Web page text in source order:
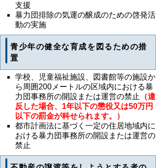
支援
暴力団排除の気運の醸成のための啓発活
動の実施
青少年の健全な育成を図るための措
置
学校、児童福祉施設、図書館等の施設か
ら周囲200メートルの区域内における暴
力団事務所の開設または運営の禁止
（違
反した場合、1年以下の懲役又は50万円
以下の罰金が科せられます。）
都市計画法に基づく一定の住居地域内に
おける暴力団事務所の開設または運営の
禁止